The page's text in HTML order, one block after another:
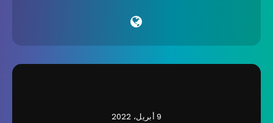
9 أبريل، 2022